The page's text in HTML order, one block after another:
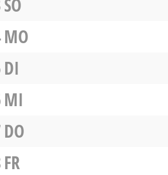
SO
MO
DI
MI
DO
FR